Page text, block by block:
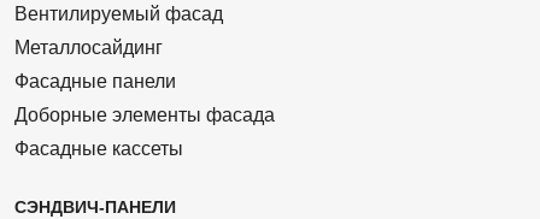
2
Вентилиру­емый фасад
Металло­сайдинг
Фасадные панели
Доборные элементы фасада
Фасадные кассеты
СЭНДВИЧ-ПАНЕЛИ